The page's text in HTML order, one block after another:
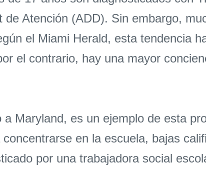
Atención (ADD). Sin embargo,
el Miami Herald, esta tendencia
el contrario, hay una mayor
Maryland, es un ejemplo de esta
en la escuela, bajas
por una trabajadora social